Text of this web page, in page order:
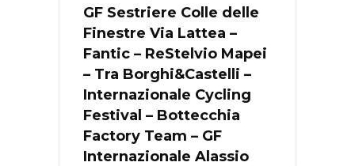
GF Sestriere Colle delle
Finestre Via Lattea –
Fantic – ReStelvio Mapei
– Tra Borghi&Castelli –
Internazionale Cycling
Festival – Bottecchia
Factory Team – GF
Internazionale Alassio